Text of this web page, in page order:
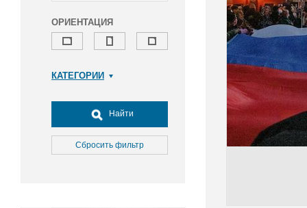
ОРИЕНТАЦИЯ
КАТЕГОРИИ
Досуг, туризм и отдых
Культура
Медицина
Найти
Сбросить фильтр